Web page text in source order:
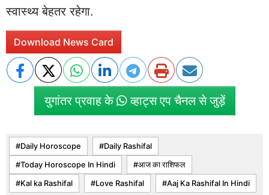
स्वास्थ्य बेहतर रहेगा.
Download News Card
युगांतर प्रवाह के व्हाट्स एप चैनल से जुड़ें
Daily Horoscope Daily Rashifal
Today Horoscope In Hindi आज का राशिफल
Kal ka Rashifal Love Rashifal Aaj Ka Rashifal In Hindi